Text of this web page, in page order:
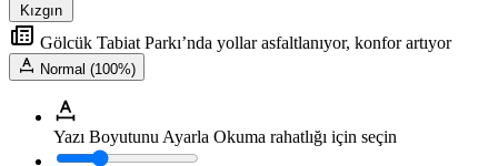
Kızgın
Gölcük Tabiat Parkı’nda yollar asfaltlanıyor, konfor artıyor
Normal (100%)
Yazı Boyutunu Ayarla Okuma rahatlığı için seçin